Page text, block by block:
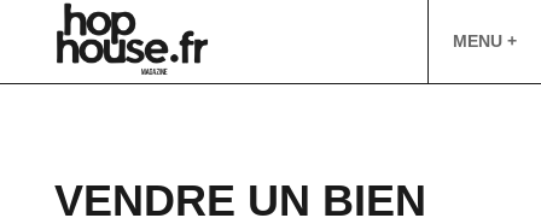
MENU +
VENDRE UN BIEN